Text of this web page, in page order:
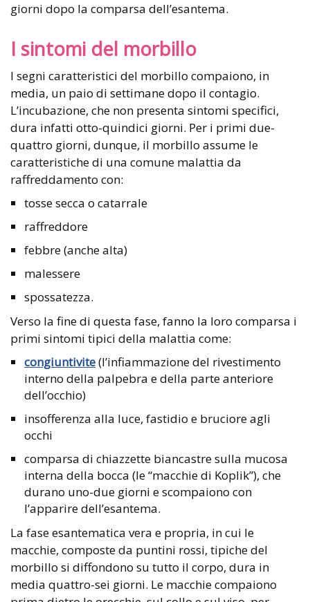
giorni dopo la comparsa dell’esantema.
I sintomi del morbillo
I segni caratteristici del morbillo compaiono, in
media, un paio di settimane dopo il contagio.
L’incubazione, che non presenta sintomi specifici,
dura infatti otto-quindici giorni. Per i primi due-
quattro giorni, dunque, il morbillo assume le
caratteristiche di una comune malattia da
raffreddamento con:
tosse secca o catarrale
raffreddore
febbre (anche alta)
malessere
spossatezza.
Verso la fine di questa fase, fanno la loro comparsa i
primi sintomi tipici della malattia come:
congiuntivite(l’infiammazione del rivestimento
interno della palpebra e della parte anteriore
dell’occhio)
insofferenza alla luce, fastidio e bruciore agli
occhi
comparsa di chiazzette biancastre sulla mucosa
interna della bocca (le “macchie di Koplik”), che
durano uno-due giorni e scompaiono con
l’apparire dell’esantema.
La fase esantematica vera e propria, in cui le
macchie, composte da puntini rossi, tipiche del
morbillo si diffondono su tutto il corpo, dura in
media quattro-sei giorni. Le macchie compaiono